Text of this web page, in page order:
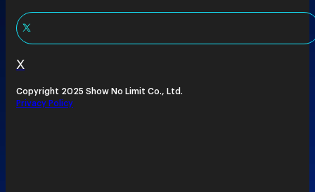
X
Copyright 2025 Show No Limit Co., Ltd.
Privacy Policy